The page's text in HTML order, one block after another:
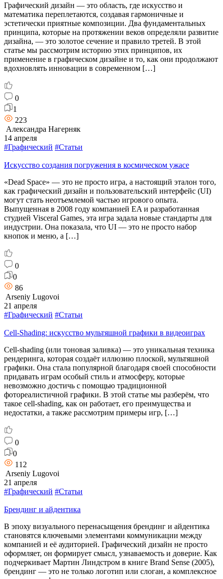
Графический дизайн — это область, где искусство и
математика переплетаются, создавая гармоничные и
эстетически приятные композиции. Два фундаментальных
принципа, которые на протяжении веков определяли развитие
дизайна, — это золотое сечение и правило третей. В этой
статье мы рассмотрим историю этих принципов, их
применение в графическом дизайне и то, как они продолжают
вдохновлять инновации в современном […]
0
1
223
Александра Нагерняк
14 апреля
#Графический #Статьи
Искусство создания погружения в космическом ужасе
«Dead Space» — это не просто игра, а настоящий эталон того,
как графический дизайн и пользовательский интерфейс (UI)
могут стать неотъемлемой частью игрового опыта.
Выпущенная в 2008 году компанией EA и разработанная
студией Visceral Games, эта игра задала новые стандарты для
индустрии. Она показала, что UI — это не просто набор
кнопок и меню, а […]
0
0
86
Arseniy Lugovoi
21 апреля
#Графический #Статьи
Cell-Shading: искусство мультяшной графики в видеоиграх
Cell-shading (или тоновая заливка) — это уникальная техника
рендеринга, которая создаёт иллюзию плоской, мультяшной
графики. Она стала популярной благодаря своей способности
придавать играм особый стиль и атмосферу, которые
невозможно достичь с помощью традиционной
фотореалистичной графики. В этой статье мы разберём, что
такое cell-shading, как он работает, его преимущества и
недостатки, а также рассмотрим примеры игр, […]
0
0
112
Arseniy Lugovoi
21 апреля
#Графический #Статьи
Брендинг и айдентика
В эпоху визуального перенасыщения брендинг и айдентика
становятся ключевыми элементами коммуникации между
компанией и её аудиторией. Графический дизайн не просто
оформляет, он формирует смысл, узнаваемость и доверие. Как
подчеркивает Мартин Линдстром в книге Brand Sense (2005),
брендинг — это не только логотип или слоган, а комплексное